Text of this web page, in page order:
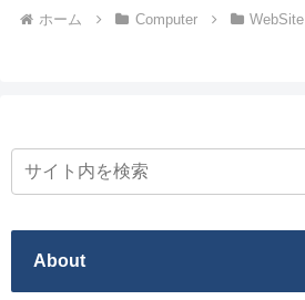
ホーム Computer WebSite
About